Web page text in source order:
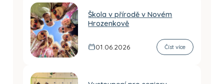
Škola v přírodě v Novém
Hrozenkově
01.06.2026 Číst více